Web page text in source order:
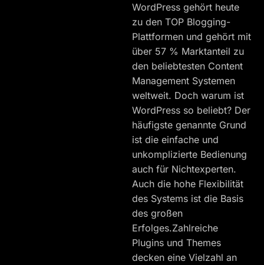
WordPress gehört heute
zu den TOP Blogging-
Plattformen und gehört mit
über 57 % Marktanteil zu
den beliebtesten Content
Management Systemen
weltweit. Doch warum ist
WordPress so beliebt? Der
häufigste genannte Grund
ist die einfache und
unkomplizierte Bedienung
auch für Nichtexperten.
Auch die hohe Flexibilität
des Systems ist die Basis
des großen
Erfolges.Zahlreiche
Plugins und Themes
decken eine Vielzahl an